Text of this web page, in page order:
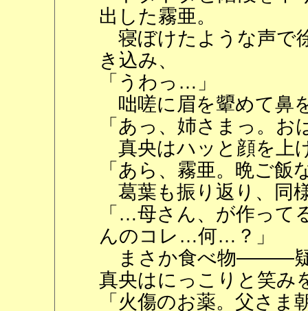
出した霧亜。
寝ぼけたような声で
き込み、
「うわっ…」
咄嗟に眉を顰めて鼻
「あっ、姉さまっ。
真央はハッと顔を上
「あら、霧亜。晩ご
葛葉も振り返り、同
「…母さん、が作っ
んのコレ…何…？」
まさか食べ物―――疑
真央はにっこりと笑み
「火傷のお薬。父さ